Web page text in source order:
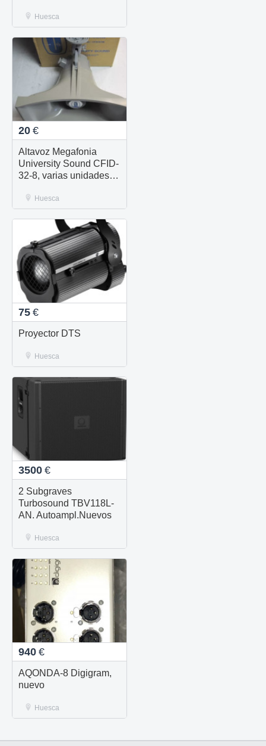
Huesca
20 €
Altavoz Megafonia
University Sound CFID-
32-8, varias unidades
Huesca
75 €
Proyector DTS
Huesca
3500 €
2 Subgraves
Turbosound TBV118L-
AN. Autoampl.Nuevos
Huesca
940 €
AQONDA-8 Digigram,
nuevo
Huesca